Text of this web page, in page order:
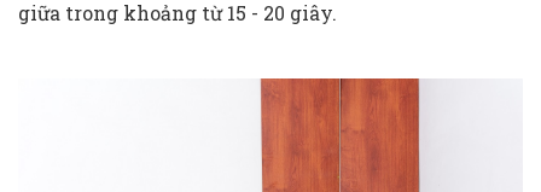
giữa trong khoảng từ 15 - 20 giây.